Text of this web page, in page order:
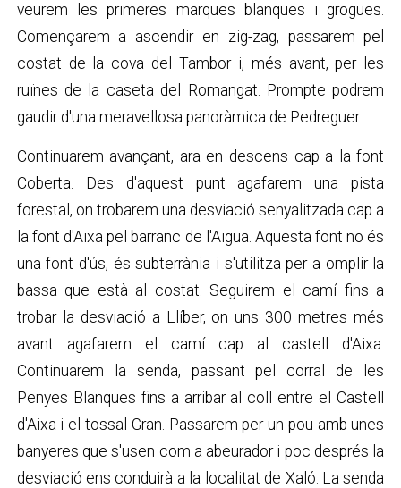
veurem les primeres marques blanques i grogues.
Començarem a ascendir en zig-zag, passarem pel
costat de la cova del Tambor i, més avant, per les
ruïnes de la caseta del Romangat. Prompte podrem
gaudir d'una meravellosa panoràmica de Pedreguer.
Continuarem avançant, ara en descens cap a la font
Coberta. Des d'aquest punt agafarem una pista
forestal, on trobarem una desviació senyalitzada cap a
la font d'Aixa pel barranc de l'Aigua. Aquesta font no és
una font d'ús, és subterrània i s'utilitza per a omplir la
bassa que està al costat. Seguirem el camí fins a
trobar la desviació a Llíber, on uns 300 metres més
avant agafarem el camí cap al castell d'Aixa.
Continuarem la senda, passant pel corral de les
Penyes Blanques fins a arribar al coll entre el Castell
d'Aixa i el tossal Gran. Passarem per un pou amb unes
banyeres que s'usen com a abeurador i poc després la
desviació ens conduirà a la localitat de Xaló. La senda